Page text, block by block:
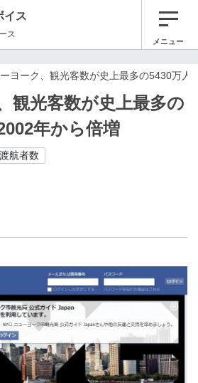
イス
ス
メニュー
ヨーク、観光客数が史上最多の5430万人
観光客数が史上最多の
年から倍増
航者数